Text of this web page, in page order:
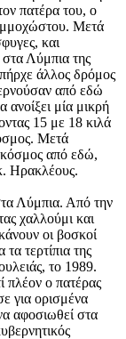
πατέρα του, ο
Μετά
και
Λύμπια της
άλλος δρόμος
από εδώ
μία μικρή
15 με 18 κιλά
Μετά
κόσμος από εδώ,
Ηρακλέους.
Λύμπια. Από την
χαλλούμι και
οι βοσκοί
τερτίπια της
το 1989.
πλέον ο πατέρας
για ορισμένα
αφοσιωθεί στα